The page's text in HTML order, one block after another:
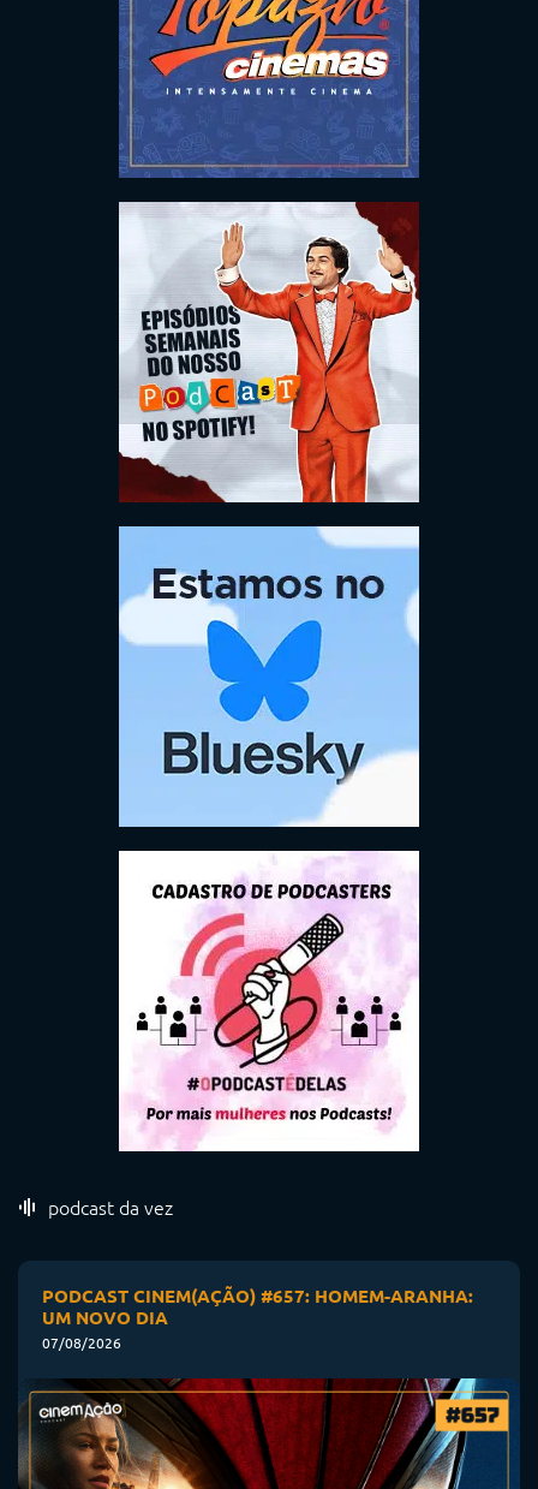
podcast da vez
PODCAST CINEM(AÇÃO) #657: HOMEM-ARANHA:
UM NOVO DIA
07/08/2026